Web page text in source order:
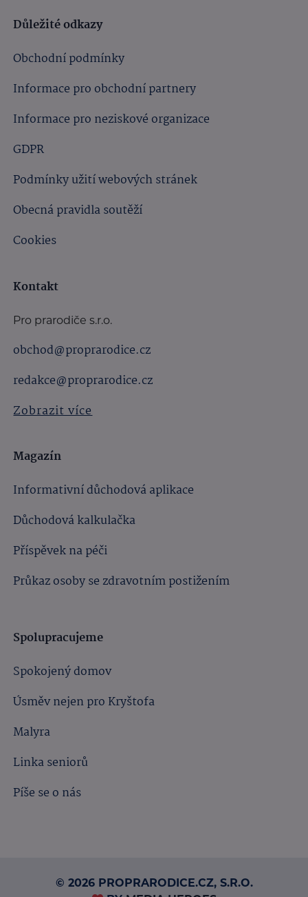
Důležité odkazy
Obchodní podmínky
Informace pro obchodní partnery
Informace pro neziskové organizace
GDPR
Podmínky užití webových stránek
Obecná pravidla soutěží
Cookies
Kontakt
Pro prarodiče s.r.o.
obchod@proprarodice.cz
redakce@proprarodice.cz
Zobrazit více
Magazín
Informativní důchodová aplikace
Důchodová kalkulačka
Příspěvek na péči
Průkaz osoby se zdravotním postižením
Spolupracujeme
Spokojený domov
Úsměv nejen pro Kryštofa
Malyra
Linka seniorů
Píše se o nás
© 2026 PROPRARODICE.CZ, S.R.O.